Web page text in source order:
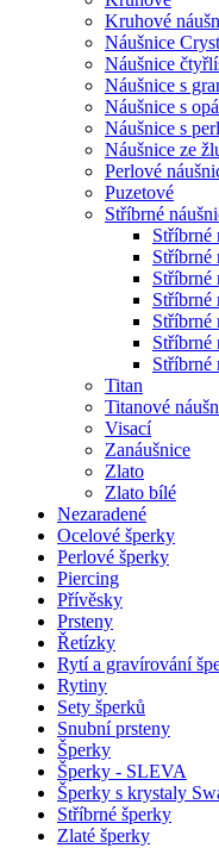
Kruhové
Náušnice
Náušnice
Náušnice s
Náušnice s
Náušnice s
Náušnice ze
Perlové
Puzetové
Stříbrné
Stříbrné
Stříbrné
Stříbrné
Stříbrné
Stříbrné
Stříbrné
Stříbrné
Titan
Titanové
Visací
Zanáušnice
Zlato
Zlato bílé
Nezaradené
Ocelové šperky
Perlové šperky
Piercing
Přívěsky
Prsteny
Řetízky
Rytí a gravírování
Rytiny
Sety šperků
Snubní prsteny
Šperky
Šperky - SLEVA
Šperky s krystaly
Stříbrné šperky
Zlaté šperky